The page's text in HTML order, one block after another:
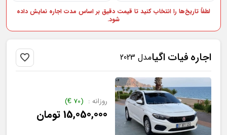
لطفاً تاریخ‌ها را انتخاب کنید تا قیمت دقیق بر اساس مدت اجاره نمایش داده
شود.
اجارهفیاتاگیامدل 2023
روزانه : (
70
€
)
15,050,000تومان